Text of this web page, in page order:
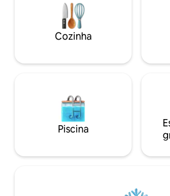
água salgada + Anfitriões flexíveis,
podem ajudar com reservas de
transporte, passeios,
reservas, solicitações de
Cozinha
Piscina